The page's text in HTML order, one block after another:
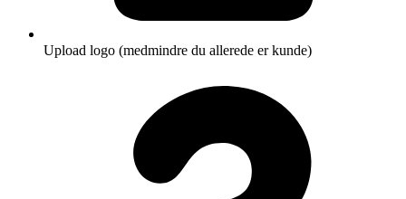
Upload logo (medmindre du allerede er kunde)